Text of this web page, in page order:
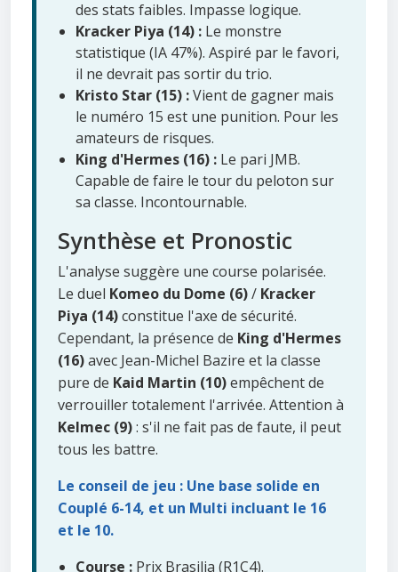
des stats faibles. Impasse logique.
Kracker Piya (14) : Le monstre
statistique (IA 47%). Aspiré par le favori,
il ne devrait pas sortir du trio.
Kristo Star (15) :Vient de gagner mais
le numéro 15 est une punition. Pour les
amateurs de risques.
King d'Hermes (16) : Le pari JMB.
Capable de faire le tour du peloton sur
sa classe. Incontournable.
Synthèse et Pronostic
L'analyse suggère une course polarisée.
Le duel Komeo du Dome (6)/ Kracker
Piya (14)constitue l'axe de sécurité.
Cependant, la présence de King d'Hermes
(16)avec Jean-Michel Bazire et la classe
pure de Kaid Martin (10)empêchent de
verrouiller totalement l'arrivée. Attention à
Kelmec (9): s'il ne fait pas de faute, il peut
tous les battre.
Le conseil de jeu : Une base solide en
Couplé 6-14, et un Multi incluant le 16
et le 10.
Course : Prix Brasilia (R1C4).